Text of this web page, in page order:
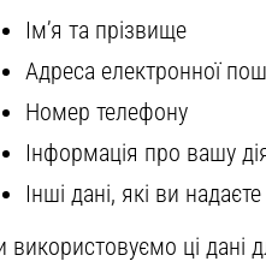
Ім’я та прізвище
Адреса електронної
Номер телефону
Інформація про вашу
Інші дані, які ви
використовуємо ці дані